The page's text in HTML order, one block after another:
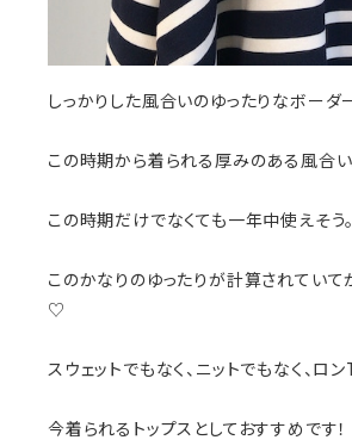
しっかりした風合いのゆったりなボーダ
この時期から着られる厚みのある風合い
この時期だけでなくても一年中使えそう。
このかなりのゆったりが計算されていて
♡
スウェットでもなく、ニットでもなく、ロン
今着られるトップスとしておすすめです！